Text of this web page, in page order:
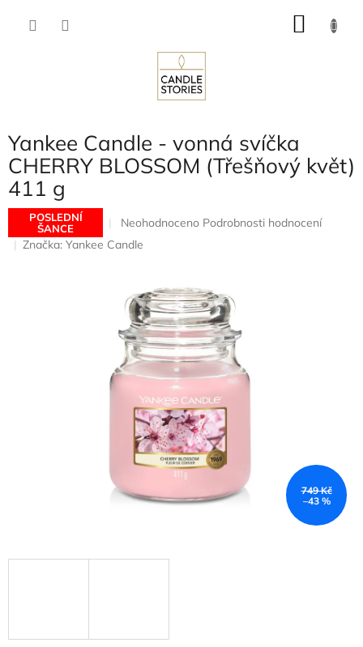
Yankee Candle - vonná svíčka
CHERRY BLOSSOM (Třešňový květ)
411 g
POSLEDNÍ
ŠANCE
Průměrné
hodnocení
produktu
5
hvězdiček.
Neohodnoceno Podrobnosti hodnocení
Značka: Yankee Candle
749 Kč
–43 %